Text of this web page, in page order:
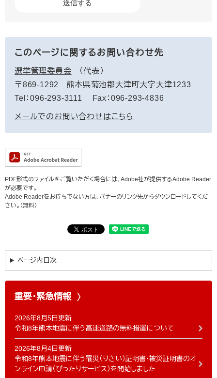
このページに関するお問い合わせ先
選挙管理委員会
代表
〒869-1292
熊本県菊池郡大津町大字大津1233
Tel：096-293-3111
Fax：096-293-4836
メールでのお問い合わせはこちら
PDF形式のファイルをご覧いただく場合には、Adobe社が提供するAdobe Reader
が必要です。
Adobe Readerをお持ちでない方は、バナーのリンク先からダウンロードしてくだ
さい。（無料）
ページ内目次
重要・緊急情報
2026年8月5日更新
令和8年熊本地震に伴う高速道路の無料措置について
2026年8月4日更新
令和8年熊本地震に伴う罹災（りさい）証明書・被災証明書のオ
ンライン申請（ぴったりサービス）を開始しました